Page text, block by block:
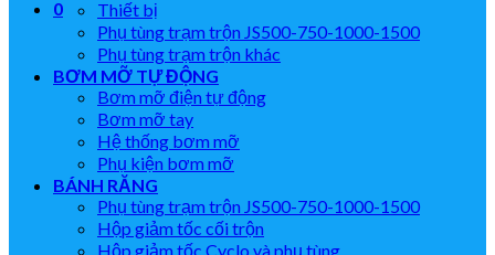
0
Thiết bị
Phụ tùng trạm trộn JS500-750-1000-1500
Phụ tùng trạm trộn khác
BƠM MỠ TỰ ĐỘNG
Bơm mỡ điện tự động
Bơm mỡ tay
Hệ thống bơm mỡ
Phụ kiện bơm mỡ
BÁNH RĂNG
Phụ tùng trạm trộn JS500-750-1000-1500
Hộp giảm tốc cối trộn
Hộp giảm tốc Cyclo và phụ tùng